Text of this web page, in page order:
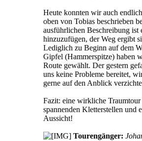
Heute konnten wir auch
oben von Tobias beschrieben
ausführlichen Beschreibung ist
hinzuzufügen, der Weg ergibt
Lediglich zu Beginn auf dem
Gipfel (Hammerspitze) haben
Route gewählt. Der gestern
uns keine Probleme bereitet,
gerne auf den Anblick
Fazit: eine wirkliche
spannenden Kletterstellen und
Aussicht!
Tourengänger: